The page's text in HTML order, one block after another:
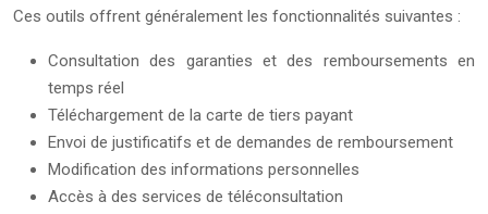
Ces outils offrent généralement les fonctionnalités suivantes :
Consultation des garanties et des remboursements en
temps réel
Téléchargement de la carte de tiers payant
Envoi de justificatifs et de demandes de remboursement
Modification des informations personnelles
Accès à des services de téléconsultation